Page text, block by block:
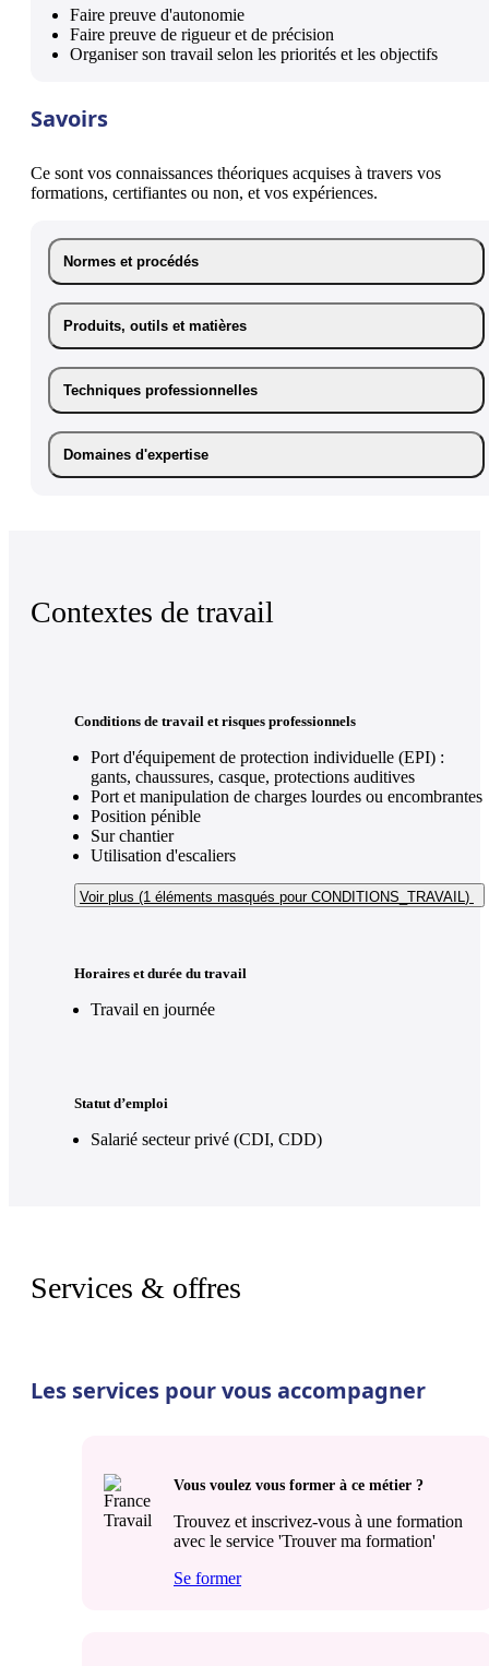
Faire preuve d'autonomie
Faire preuve de rigueur et de précision
Organiser son travail selon les priorités et les objectifs
Savoirs
Ce sont vos connaissances théoriques acquises à travers vos
formations, certifiantes ou non, et vos expériences.
Normes et procédés
Produits, outils et matières
Techniques professionnelles
Domaines d'expertise
Contextes de travail
Conditions de travail et risques professionnels
Port d'équipement de protection individuelle (EPI) :
gants, chaussures, casque, protections auditives
Port et manipulation de charges lourdes ou encombrantes
Position pénible
Sur chantier
Utilisation d'escaliers
Voir plus (1 éléments masqués pour CONDITIONS_TRAVAIL)
Horaires et durée du travail
Travail en journée
Statut d’emploi
Salarié secteur privé (CDI, CDD)
Services & offres
Les services pour vous accompagner
Vous voulez vous former à ce métier ?
Trouvez et inscrivez-vous à une formation
avec le service 'Trouver ma formation'
Se former